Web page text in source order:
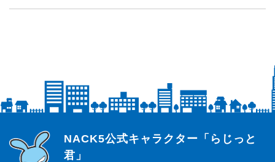
らじっと君
NACK5公式キャラクター「らじっと
君」